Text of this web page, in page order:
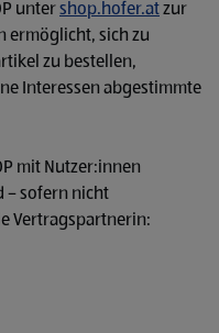
untershop.hofer.atzur
ermöglicht, sich zu
zu bestellen,
Interessen abgestimmte
mit Nutzer:innen
– sofern nicht
Vertragspartnerin: